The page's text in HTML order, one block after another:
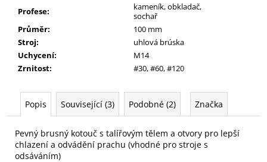
Profese:
kameník, obkladač,
sochař
Průměr:
100 mm
Stroj:
uhlová brúska
Uchycení:
M14
Zrnitost: #30, #60, #120
Popis Související (3) Podobné (2) Značka
Pevný brusný kotouč s talířovým tělem a otvory pro lepší
chlazení a odvádění prachu (vhodné pro stroje s
odsáváním)